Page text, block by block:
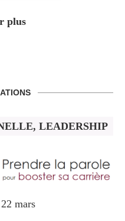
plus
LEADERSHIP
mars